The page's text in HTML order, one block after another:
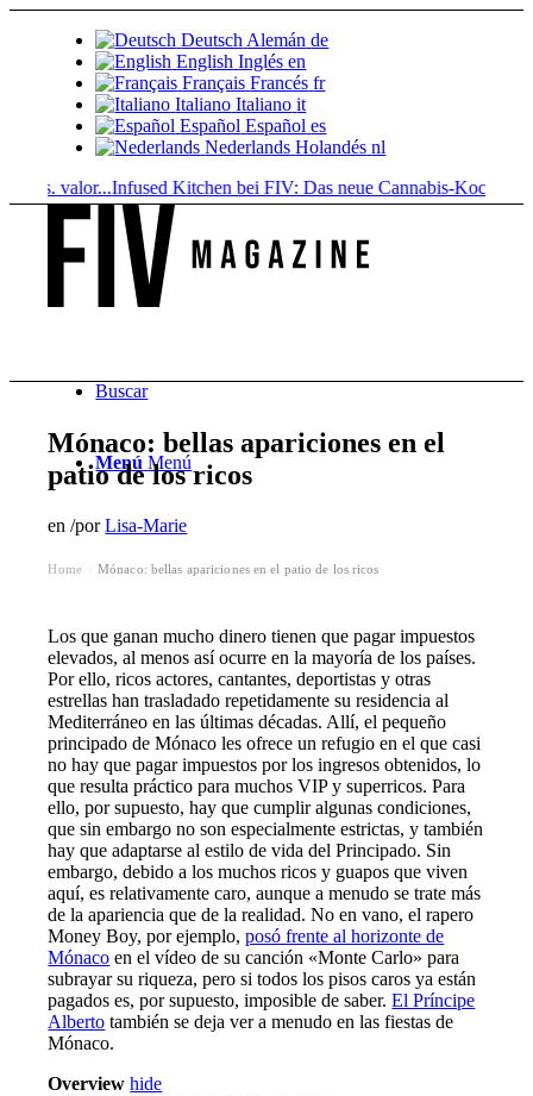
Deutsch Alemán de
English Inglés en
Français Francés fr
Italiano Italiano it
Español Español es
Nederlands Holandés nl
vs. valor...Infused Kitchen bei FIV: Das neue Cannabis-Kochportal
Buscar
Menú Menú
Mónaco: bellas apariciones en el
patio de los ricos
en/porLisa-Marie
Home Mónaco: bellas apariciones en el patio de los ricos
Los que ganan mucho dinero tienen que pagar impuestos
elevados, al menos así ocurre en la mayoría de los países.
Por ello, ricos actores, cantantes, deportistas y otras
estrellas han trasladado repetidamente su residencia al
Mediterráneo en las últimas décadas. Allí, el pequeño
principado de Mónaco les ofrece un refugio en el que casi
no hay que pagar impuestos por los ingresos obtenidos, lo
que resulta práctico para muchos VIP y superricos. Para
ello, por supuesto, hay que cumplir algunas condiciones,
que sin embargo no son especialmente estrictas, y también
hay que adaptarse al estilo de vida del Principado. Sin
embargo, debido a los muchos ricos y guapos que viven
aquí, es relativamente caro, aunque a menudo se trate más
de la apariencia que de la realidad. No en vano, el rapero
Money Boy, por ejemplo,posó frente al horizonte de
Mónaco en el vídeo de su canción «Monte Carlo» para
subrayar su riqueza, pero si todos los pisos caros ya están
pagados es, por supuesto, imposible de saber.El Príncipe
Alberto también se deja ver a menudo en las fiestas de
Mónaco.
Overview hide